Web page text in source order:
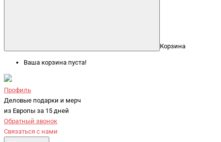
Корзина
Ваша корзина пуста!
Профиль
Деловые подарки и мерч
из Европы за 15 дней
Обратный звонок
Связаться с нами